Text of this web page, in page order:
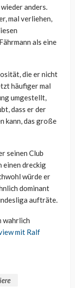
anders.
mal verliehen,
als eine
die er nicht
häufiger mal
umgestellt,
dass er der
kann, das große
seinen Club
einen dreckig
würde er
dominant
aufträte.
wahrlich
mit Ralf